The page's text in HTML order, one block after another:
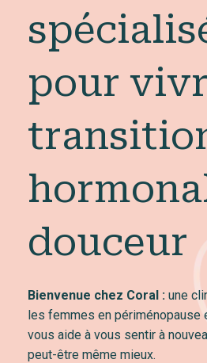
pour
douceur
Bienvenue chez Coral : une
les femmes en périménopause
vous aide à vous sentir à
peut-être même mieux.